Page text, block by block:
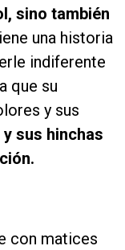
sino también
una historia
indiferente
que su
y sus
sus hinchas
con matices